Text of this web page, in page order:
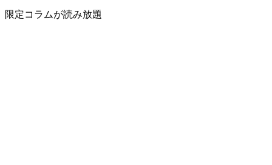
限定コラムが読み放題